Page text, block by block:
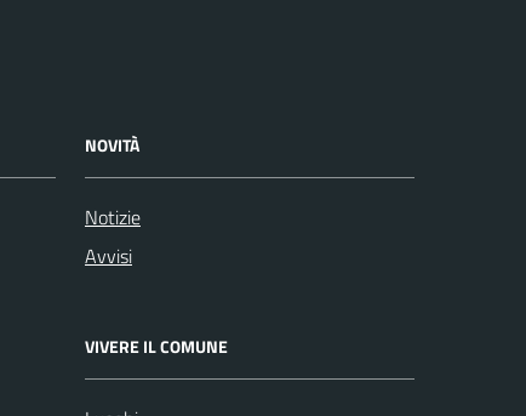
NOVITÀ
Notizie
Avvisi
VIVERE IL COMUNE